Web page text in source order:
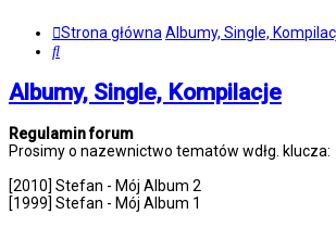
Strona główna Albumy, Single,
Szukaj
Albumy, Single, Kompilacje
Regulamin forum
Prosimy o nazewnictwo tematów wdłg. klucza:
[2010] Stefan - Mój Album 2
[1999] Stefan - Mój Album 1